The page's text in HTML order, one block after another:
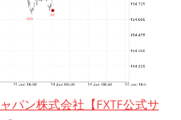
パン株式会社【FXTF公式サ